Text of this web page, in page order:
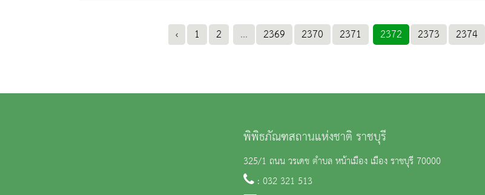
‹ 1 2 ... 2369 2370 2371 2372 2373 2374
พิพิธภัณฑสถานแห่งชาติ ราชบุรี
325/1 ถนน วรเดช ตำบล หน้าเมือง เมือง ราชบุรี 70000
: 032 321 513